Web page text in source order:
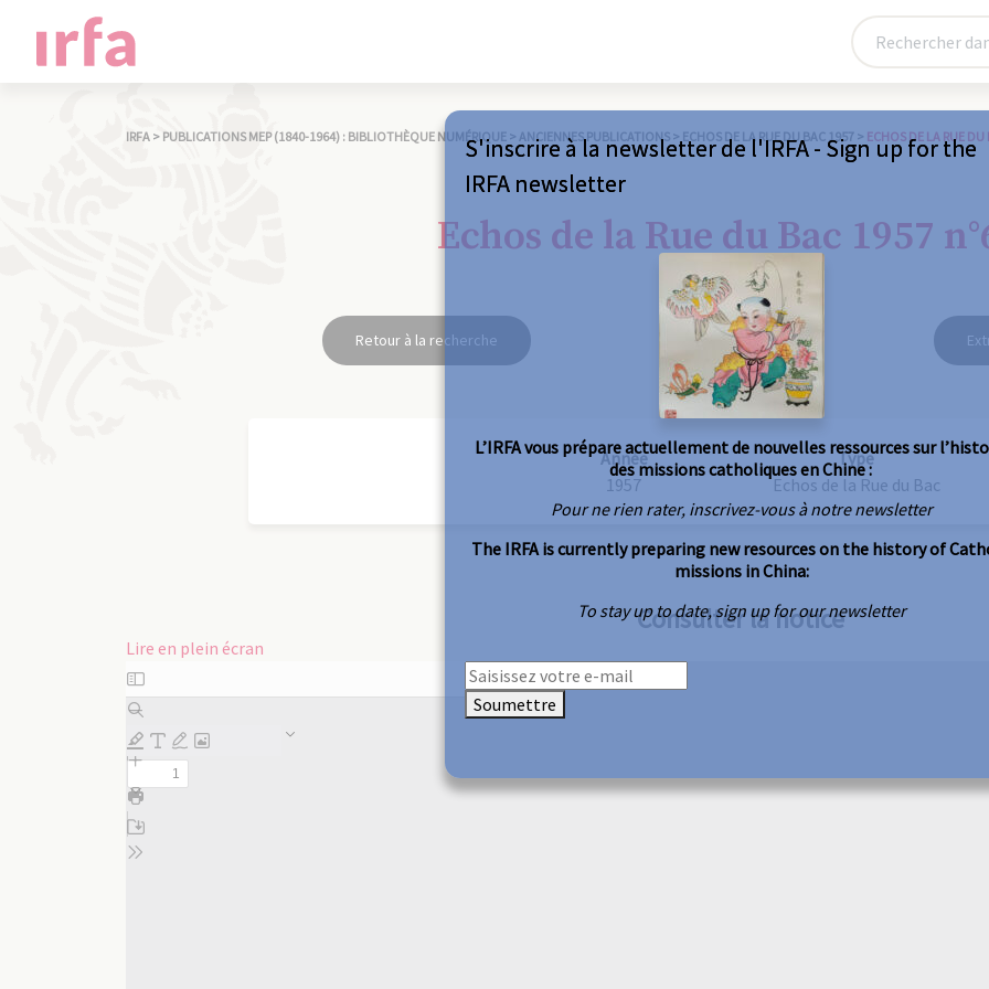
IRFA > PUBLICATIONS MEP (1840-1964) : BIBLIOTHÈQUE NUMÉRIQUE > ANCIENNES PUBLICATIONS > ECHOS DE LA RUE DU BAC 1957 > ECHOS DE LA RUE
Echos de la Rue du Bac 1957
Retour à la recherche
Année
1957
Type
Echos de la Rue du Bac
Consulter la notice
Lire en plein écran
Aller
au
contenu
PDF
S'inscrire à la newsletter de l'IRFA - Sign up for the
IRFA newsletter
L’IRFA vous prépare actuellement de nouvelles ressources sur
des missions catholiques en Chine :
Pour ne rien rater, inscrivez-vous à notre newsletter
The IRFA is currently preparing new resources on the history of
missions in China:
To stay up to date, sign up for our newsletter
Soumettre